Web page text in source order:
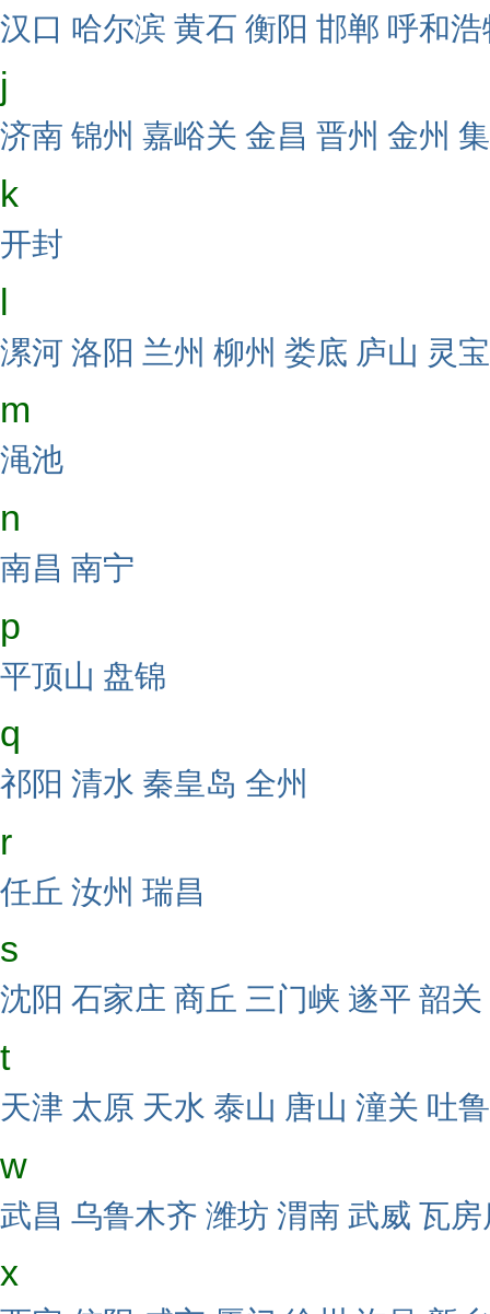
汉口 哈尔滨 黄石 衡阳 邯郸 呼和浩
j
济南 锦州 嘉峪关 金昌 晋州 金州
k
开封
l
漯河 洛阳 兰州 柳州 娄底 庐山 灵宝
m
渑池
n
南昌 南宁
p
平顶山 盘锦
q
祁阳 清水 秦皇岛 全州
r
任丘 汝州 瑞昌
s
沈阳 石家庄 商丘 三门峡 遂平 韶关
t
天津 太原 天水 泰山 唐山 潼关 吐
w
武昌 乌鲁木齐 潍坊 渭南 武威 瓦房
x